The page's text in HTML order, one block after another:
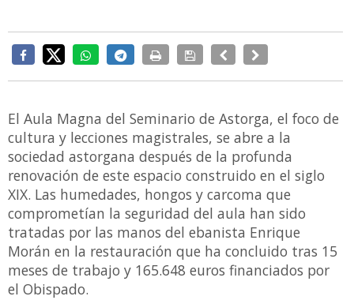
El Aula Magna del Seminario de Astorga, el foco de
cultura y lecciones magistrales, se abre a la
sociedad astorgana después de la profunda
renovación de este espacio construido en el siglo
XIX. Las humedades, hongos y carcoma que
comprometían la seguridad del aula han sido
tratadas por las manos del ebanista Enrique
Morán en la restauración que ha concluido tras 15
meses de trabajo y 165.648 euros financiados por
el Obispado.